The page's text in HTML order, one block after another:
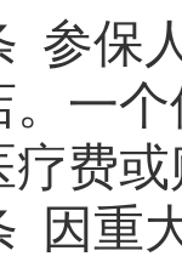
参保
。一
费
因重